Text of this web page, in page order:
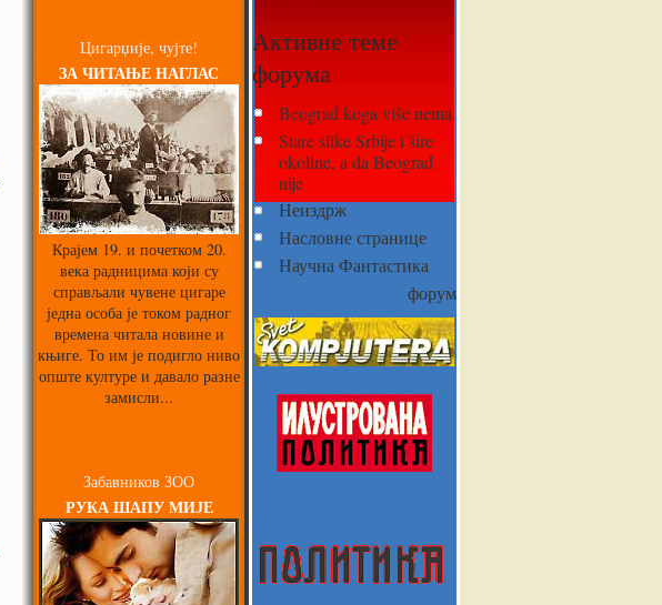
Цигарџије, чујте!
ЗА ЧИТАЊЕ НАГЛАС
Крајем 19. и почетком 20.
века радницима који су
справљали чувене цигаре
једна особа је током радног
времена читала новине и
књиге. То им је подигло ниво
опште културе и давало разне
замисли...
Забавников ЗОО
РУКА ШАПУ МИЈЕ
Активне теме
форума
Beograd koga više nema
Stare slike Srbije i šire
okoline, a da Beograd
nije
Неиздрж
Насловне странице
Научна Фантастика
форум